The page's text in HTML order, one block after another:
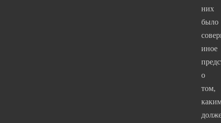
них
было
иное
о
том,